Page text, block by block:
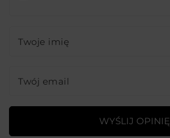
Twoje imię
Twój email
WYŚLIJ OPINIĘ